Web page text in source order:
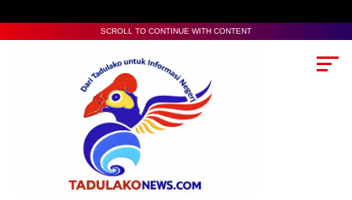
SCROLL TO CONTINUE WITH CONTENT